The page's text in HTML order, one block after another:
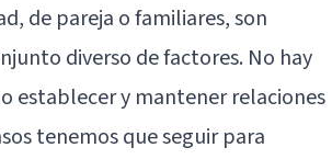
de pareja o familiares, son
diverso de factores. No hay
establecer y mantener relaciones
tenemos que seguir para